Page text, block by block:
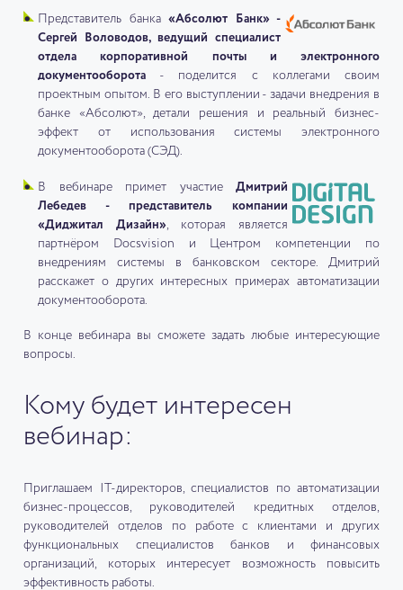
Представитель банка «Абсолют Банк» -
Сергей Воловодов, ведущий специалист
отдела корпоративной почты и электронного
документооборота - поделится с коллегами своим
проектным опытом. В его выступлении - задачи внедрения в
банке «Абсолют», детали решения и реальный бизнес-
эффект от использования системы электронного
документооборота (СЭД).
В вебинаре примет участие Дмитрий
Лебедев - представитель компании
«Диджитал Дизайн» , которая является
партнёром Docsvision и Центром компетенции по
внедрениям системы в банковском секторе. Дмитрий
расскажет о других интересных примерах автоматизации
документооборота.
В конце вебинара вы сможете задать любые интересующие
вопросы.
Кому будет интересен
вебинар:
Приглашаем IT-директоров, специалистов по автоматизации
бизнес-процессов, руководителей кредитных отделов,
руководителей отделов по работе с клиентами и других
функциональных специалистов банков и финансовых
организаций, которых интересует возможность повысить
эффективность работы.